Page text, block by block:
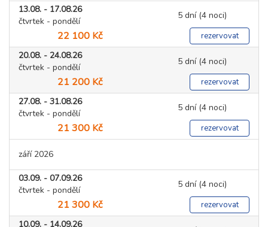
13.08. - 17.08.26
čtvrtek - pondělí
5 dní (4 noci)
22 100 Kč rezervovat
20.08. - 24.08.26
čtvrtek - pondělí
5 dní (4 noci)
21 200 Kč rezervovat
27.08. - 31.08.26
čtvrtek - pondělí
5 dní (4 noci)
21 300 Kč rezervovat
září 2026
03.09. - 07.09.26
čtvrtek - pondělí
5 dní (4 noci)
21 300 Kč rezervovat
10.09. - 14.09.26